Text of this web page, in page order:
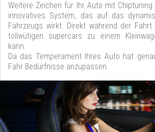
Weitere Zeichen für Ihr Auto mit Chiptuning
innovatives System, das auf das
Fahrzeugs wirkt. Direkt während der
tollwütigen supercars zu einem
kann.
Da das Temperament Ihres Auto hat
Fahr Bedürfnisse anzupassen.